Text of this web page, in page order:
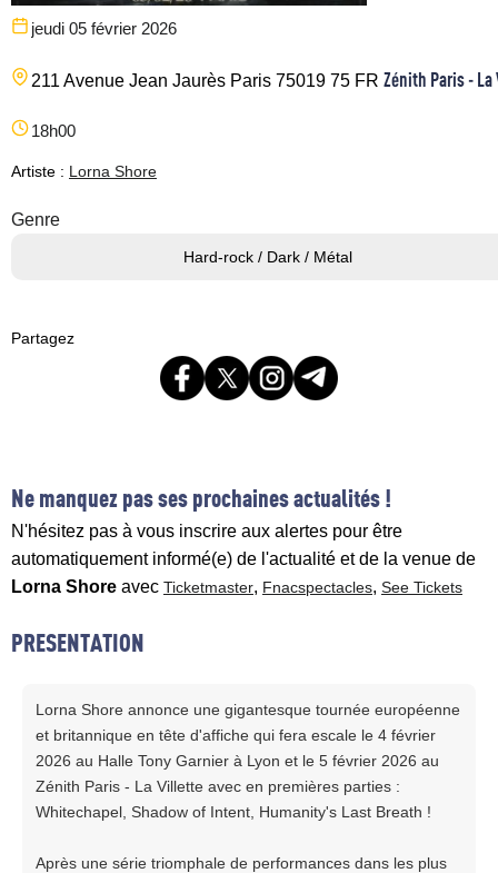
jeudi 05 février 2026
211 Avenue Jean Jaurès Paris 75019 75 FR Zénith Paris -
18h00
Artiste : Lorna Shore
Genre
Hard-rock / Dark / Métal
Partagez
Ne manquez pas ses prochaines actualités !
N'hésitez pas à vous inscrire aux alertes pour être
automatiquement informé(e) de l'actualité et de la venue de
Lorna Shore avec Ticketmaster, Fnacspectacles, See Tickets
PRESENTATION
Lorna Shore annonce une gigantesque tournée européenne
et britannique en tête d'affiche qui fera escale le 4 février
2026 au Halle Tony Garnier à Lyon et le 5 février 2026 au
Zénith Paris - La Villette avec en premières parties :
Whitechapel, Shadow of Intent, Humanity's Last Breath !
Après une série triomphale de performances dans les plus